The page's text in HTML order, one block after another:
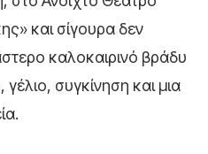
και σίγουρα δεν
καλοκαιρινό βράδυ
συγκίνηση και μια